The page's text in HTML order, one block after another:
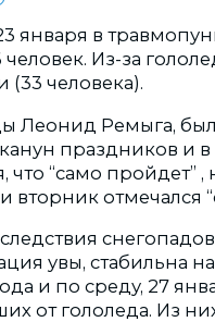
января в
Из-за
(33 человека).
Леонид Ремыга,
канун праздников
“само пройдет” ,
отмечался
увы, стабильна
и по среду, 27
от гололеда. Из